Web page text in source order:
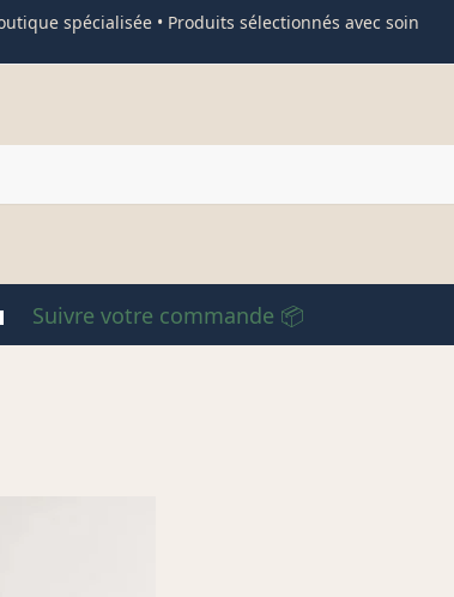
spécialisée • Produits sélectionnés avec soin
Suivre votre commande 📦